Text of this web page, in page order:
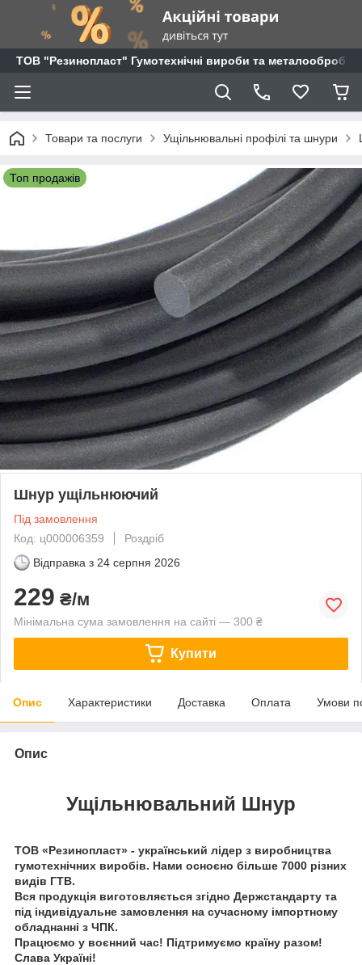
ТОВ "Резинопласт" Гумотехнічні вироби та металообробка
Товари та послуги Ущільнювальні профілі та шнури
Топ продажів
Шнур ущільнюючий
Під замовлення
Код: ц000006359
Роздріб
Відправка з 24 серпня 2026
229 ₴/м
Мінімальна сума замовлення на сайті — 300 ₴
Купити
Опис Характеристики Доставка Оплата Умови
Опис
Ущільнювальний Шнур
ТОВ «Резинопласт» - український лідер з виробництва
гумотехнічних виробів. Нами осноєно більше 7000 різних
видів ГТВ.
Вся продукція виготовляється згідно Держстандарту та
під індивідуальне замовлення на сучасному імпортному
обладнанні з ЧПК.
Працюємо у воєнний час! Підтримуємо країну разом!
Слава Україні!